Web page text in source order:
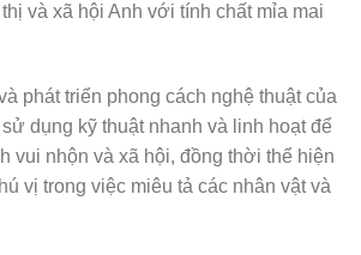
và xã hội Anh với tính chất mỉa mai
phát triển phong cách nghệ thuật của
dụng kỹ thuật nhanh và linh hoạt để
vui nhộn và xã hội, đồng thời thể hiện
vị trong việc miêu tả các nhân vật và